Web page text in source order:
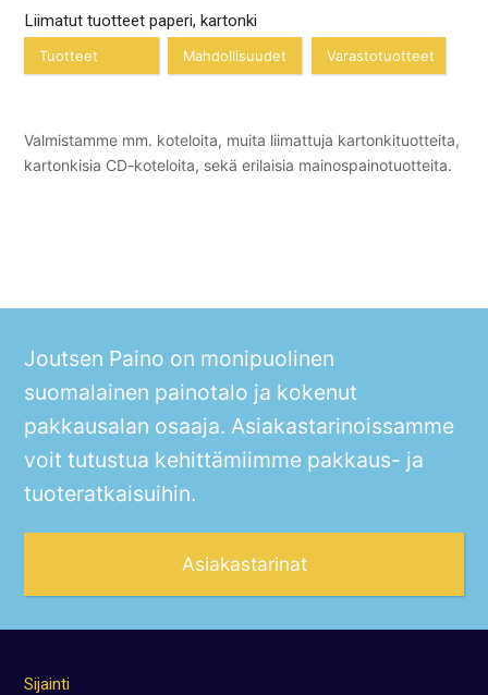
Liimatut tuotteet paperi, kartonki
Tuotteet Mahdollisuudet Varastotuotteet
Valmistamme mm. koteloita, muita liimattuja kartonkituotteita,
kartonkisia CD-koteloita, sekä erilaisia mainospainotuotteita.
Joutsen Paino on monipuolinen
suomalainen painotalo ja kokenut
pakkausalan osaaja. Asiakastarinoissamme
voit tutustua kehittämiimme pakkaus- ja
tuoteratkaisuihin.
Asiakastarinat
Sijainti